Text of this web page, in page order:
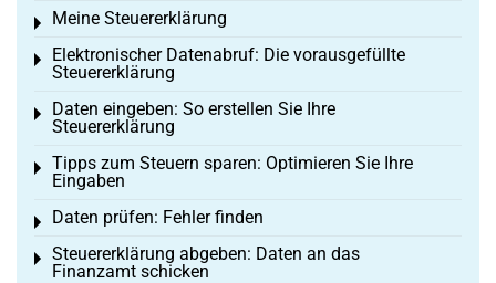
Meine Steuererklärung
Toggle menu
Elektronischer Datenabruf: Die vorausgefüllte
Steuererklärung
Toggle menu
Daten eingeben: So erstellen Sie Ihre
Steuererklärung
Toggle menu
Tipps zum Steuern sparen: Optimieren Sie Ihre
Eingaben
Toggle menu
Daten prüfen: Fehler finden
Toggle menu
Steuererklärung abgeben: Daten an das
Finanzamt schicken
Toggle menu